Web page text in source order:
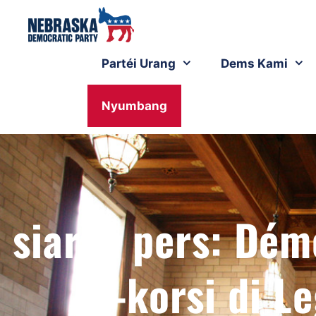
Partéi Urang Dems Kami
Nyumbang
siaran pers:
17-korsi di